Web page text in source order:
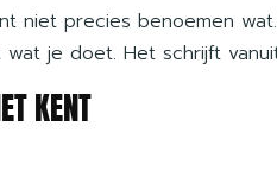
niet precies benoemen
je doet. Het schrijft
KENT